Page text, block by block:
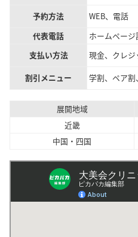
予約方法
WEB、電話
代表電話
ホームページ
支払い方法
現金、クレジ
割引メニュー
学割、ペア
展開地域
近畿
中国・四国